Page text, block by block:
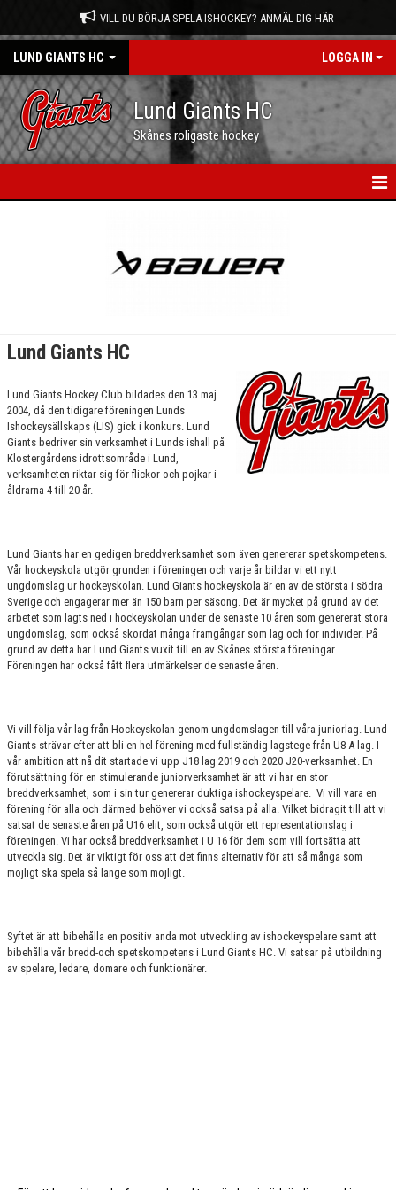
VILL DU BÖRJA SPELA ISHOCKEY? ANMÄL DIG HÄR
LUND GIANTS HC LOGGA IN
Lund Giants HC
Skånes roligaste hockey
FÖRENINGSINFORMATION
KANSLIET
STYRELSE
POLICY & STADGAR
FÖRSÄKRINGAR
KIOSK
DOKUMENT/LÄNKAR
LUND GIANTS RÖDA TRÅD
KONTAKTA OSS
BOKNING
Lund Giants HC
Lund Giants Hockey Club bildades den 13 maj
2004, då den tidigare föreningen Lunds
Ishockeysällskaps (LIS) gick i konkurs. Lund
Giants bedriver sin verksamhet i Lunds ishall på
Klostergårdens idrottsområde i Lund,
verksamheten riktar sig för flickor och pojkar i
åldrarna 4 till 20 år.
Lund Giants har en gedigen breddverksamhet som även genererar spetskompetens.
Vår hockeyskola utgör grunden i föreningen och varje år bildar vi ett nytt
ungdomslag ur hockeyskolan. Lund Giants hockeyskola är en av de största i södra
Sverige och engagerar mer än 150 barn per säsong. Det är mycket på grund av det
arbetet som lagts ned i hockeyskolan under de senaste 10 åren som genererat stora
ungdomslag, som också skördat många framgångar som lag och för individer. På
grund av detta har Lund Giants vuxit till en av Skånes största föreningar.
Föreningen har också fått flera utmärkelser de senaste åren.
Vi vill följa vår lag från Hockeyskolan genom ungdomslagen till våra juniorlag. Lund
Giants strävar efter att bli en hel förening med fullständig lagstege från U8-A-lag. I
vår ambition att nå dit startade vi upp J18 lag 2019 och 2020 J20-verksamhet. En
förutsättning för en stimulerande juniorverksamhet är att vi har en stor
breddverksamhet, som i sin tur genererar duktiga ishockeyspelare. Vi vill vara en
förening för alla och därmed behöver vi också satsa på alla. Vilket bidragit till att vi
satsat de senaste åren på U16 elit, som också utgör ett representationslag i
föreningen. Vi har också breddverksamhet i U 16 för dem som vill fortsätta att
utveckla sig. Det är viktigt för oss att det finns alternativ för att så många som
möjligt ska spela så länge som möjligt.
Syftet är att bibehålla en positiv anda mot utveckling av ishockeyspelare samt att
bibehålla vår bredd-och spetskompetens i Lund Giants HC. Vi satsar på utbildning
av spelare, ledare, domare och funktionärer.